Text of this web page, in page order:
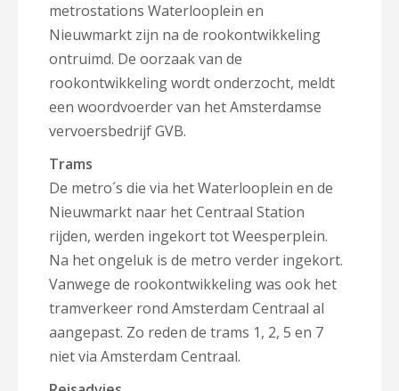
metrostations Waterlooplein en
Nieuwmarkt zijn na de rookontwikkeling
ontruimd. De oorzaak van de
rookontwikkeling wordt onderzocht, meldt
een woordvoerder van het Amsterdamse
vervoersbedrijf GVB.
Trams
De metro´s die via het Waterlooplein en de
Nieuwmarkt naar het Centraal Station
rijden, werden ingekort tot Weesperplein.
Na het ongeluk is de metro verder ingekort.
Vanwege de rookontwikkeling was ook het
tramverkeer rond Amsterdam Centraal al
aangepast. Zo reden de trams 1, 2, 5 en 7
niet via Amsterdam Centraal.